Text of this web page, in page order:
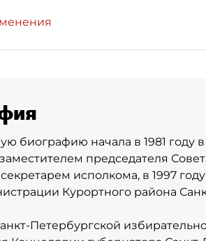
биографию начала в 1981
председателя
исполкома, в 1997
Курортного района
Петербургской